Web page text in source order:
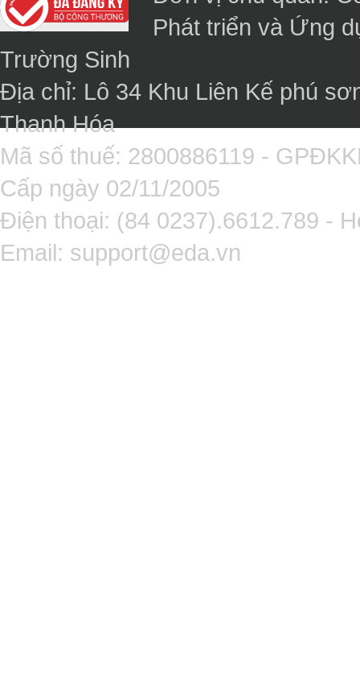
Phát triển và Ứng
Trường Sinh
Địa chỉ: Lô 34 Khu Liên Kế phú
Thanh Hóa
Mã số thuế: 2800886119 -
Cấp ngày 02/11/2005
Điện thoại: (84 0237).6612.789 -
Email: support@eda.vn